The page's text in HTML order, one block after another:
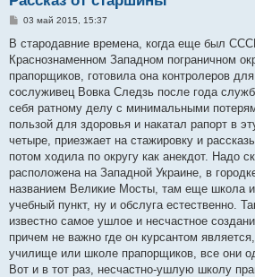
С
о
щ
е
и
е
03 май 2015, 15:37
В стародавние времена, когда еще был
Краснознаменном Западном пограничном
прапорщиков, готовила она контролеров
сослуживец Вовка Следзь после года
себя ратному делу с минимальными
пользой для здоровья и накатал рапорт в
четыре, приезжает на стажировку и
потом ходила по округу как анекдот. Надо
расположена на Западной Украине, в
названием Великие Мосты, там еще школа
учебный пункт, ну и обслуга естественно.
известно самое ушлое и несчастное
причем не важно где он курсантом
училище или школе прапорщиков, все они
Вот и в тот раз, несчастно-ушлую школу